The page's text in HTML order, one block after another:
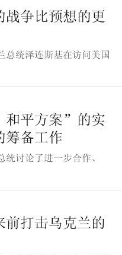
战争比预想的更
总统泽连斯基在访问美国
和平方案”的实
筹备工作
讨论了进一步合作、
前打击乌克兰的